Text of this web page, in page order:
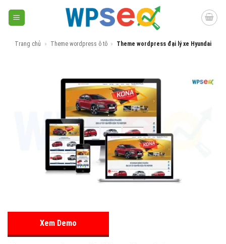
Trang chủ » Theme wordpress ô tô » Theme wordpress đại lý xe Hyundai
Xem Demo